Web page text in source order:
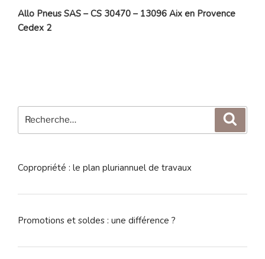
Allo Pneus SAS – CS 30470 – 13096 Aix en Provence
Cedex 2
pour
Copropriété : le plan pluriannuel de travaux
Promotions et soldes : une différence ?